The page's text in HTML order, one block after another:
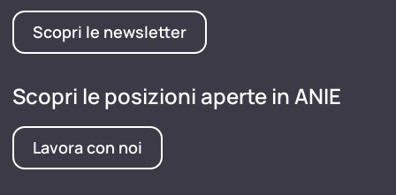
Scopri le newsletter
Scopri le posizioni aperte in ANIE
Lavora con noi